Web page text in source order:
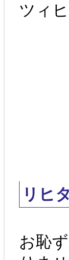
ツィ
リヒ
お恥